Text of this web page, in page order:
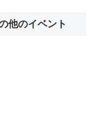
他のイベント